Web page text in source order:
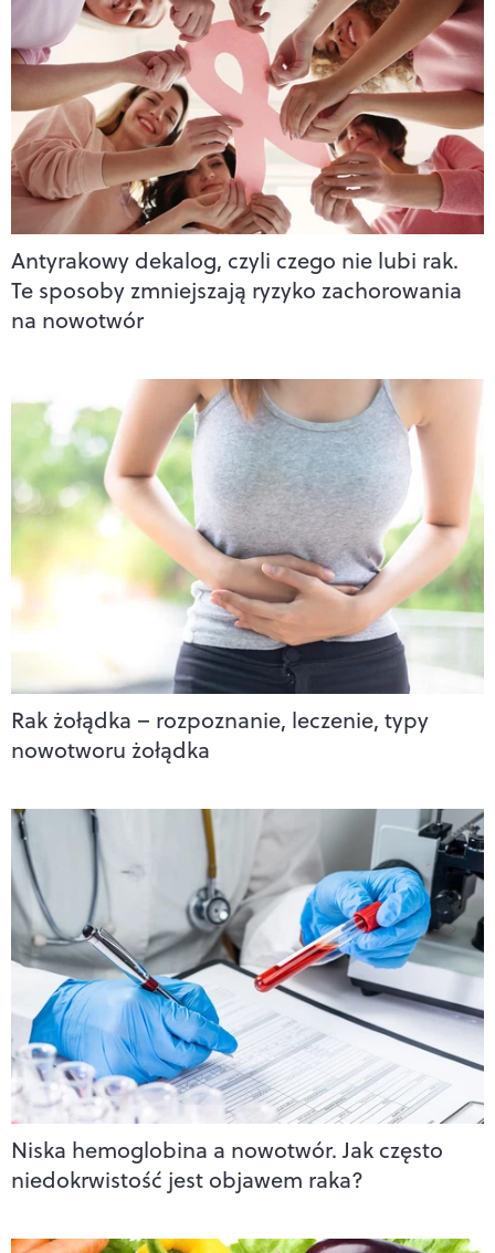
Antyrakowy dekalog, czyli czego nie lubi rak.
Te sposoby zmniejszają ryzyko zachorowania
na nowotwór
Rak żołądka – rozpoznanie, leczenie, typy
nowotworu żołądka
Niska hemoglobina a nowotwór. Jak często
niedokrwistość jest objawem raka?